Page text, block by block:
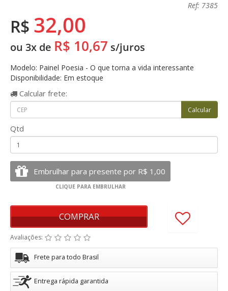
Ref: 7385
R$ 32,00
ou 3x de R$ 10,67 s/juros
Modelo: Painel Poesia - O que torna a vida interessante
Disponibilidade: Em estoque
Calcular frete:
Qtd
COMPRAR
Avaliações:
Frete para todo Brasil
Entrega rápida garantida